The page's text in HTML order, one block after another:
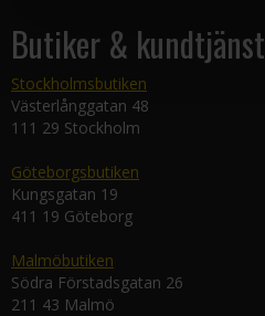
Butiker & kundtjänst
Stockholmsbutiken
Västerlånggatan 48
111 29 Stockholm
Göteborgsbutiken
Kungsgatan 19
411 19 Göteborg
Malmöbutiken
Södra Förstadsgatan 26
211 43 Malmö